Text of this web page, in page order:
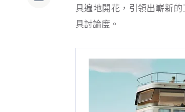
具遍地開花，引領出嶄新
具討論度。